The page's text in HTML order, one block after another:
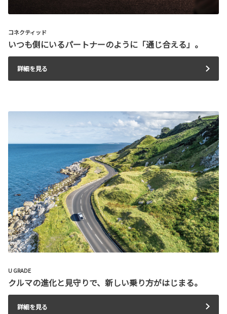
コネクティッド
いつも側にいるパートナーのように「通じ合える」。
詳細を見る
U GRADE
クルマの進化と見守りで、新しい乗り方がはじまる。
詳細を見る